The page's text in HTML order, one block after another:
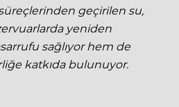
geçirilen su,
yeniden
sağlıyor hem de
katkıda bulunuyor.